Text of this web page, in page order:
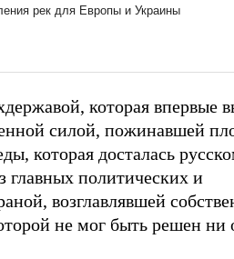
которая впервые
силой, пожинавшей
которая досталась
политических и
возглавлявшей
не мог быть решен ни